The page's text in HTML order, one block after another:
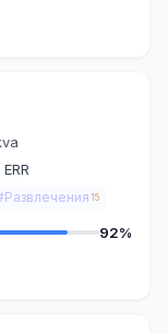
15
92%